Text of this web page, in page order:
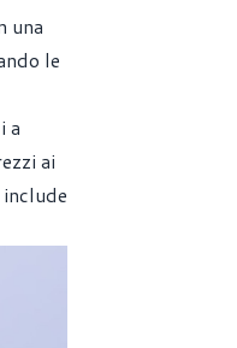
una
le
a
ai